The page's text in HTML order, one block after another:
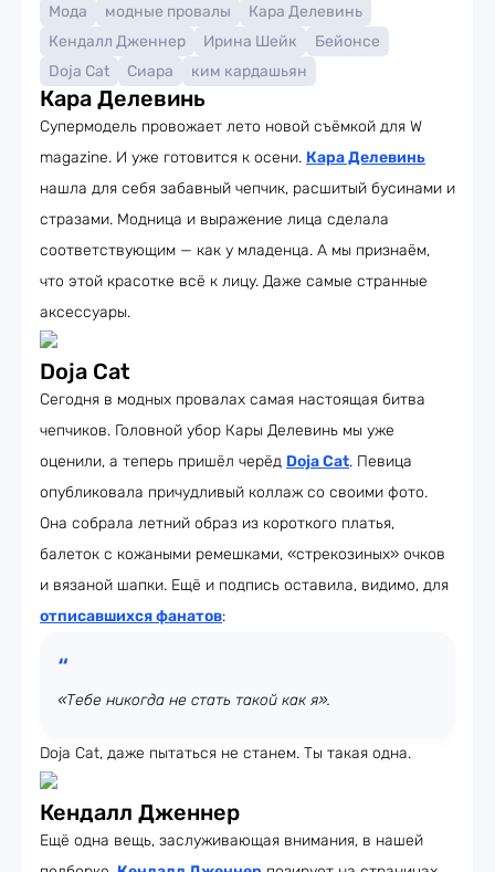
Мода модные провалы
Кара Делевинь
Кендалл Дженнер
Ирина Шейк
Бейонсе
Doja Cat
Сиара ким кардашьян
Кара Делевинь
Супермодель провожает лето новой съёмкой для W
magazine. И уже готовится к осени. Кара Делевинь
нашла для себя забавный чепчик, расшитый бусинами и
стразами. Модница и выражение лица сделала
соответствующим — как у младенца. А мы признаём,
что этой красотке всё к лицу. Даже самые странные
аксессуары.
Doja Cat
Сегодня в модных провалах самая настоящая битва
чепчиков. Головной убор Кары Делевинь мы уже
оценили, а теперь пришёл черёд Doja Cat. Певица
опубликовала причудливый коллаж со своими фото.
Она собрала летний образ из короткого платья,
балеток с кожаными ремешками, «стрекозиных» очков
и вязаной шапки. Ещё и подпись оставила, видимо, для
отписавшихся фанатов:
«Тебе никогда не стать такой как я».
Doja Cat, даже пытаться не станем. Ты такая одна.
Кендалл Дженнер
Ещё одна вещь, заслуживающая внимания, в нашей